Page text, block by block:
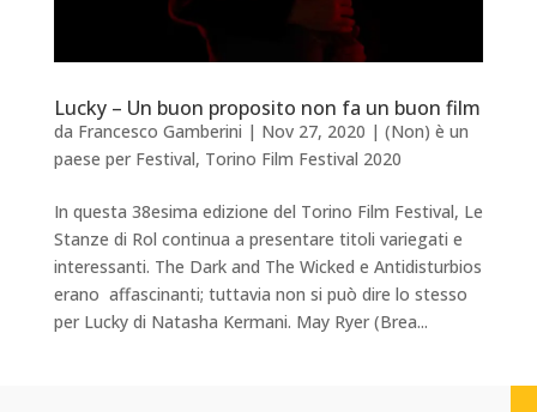
Lucky – Un buon proposito non fa un buon film
da Francesco Gamberini | Nov 27, 2020 | (Non) è un
paese per Festival, Torino Film Festival 2020
In questa 38esima edizione del Torino Film Festival, Le
Stanze di Rol continua a presentare titoli variegati e
interessanti. The Dark and The Wicked e Antidisturbios
erano affascinanti; tuttavia non si può dire lo stesso
per Lucky di Natasha Kermani. May Ryer (Brea...